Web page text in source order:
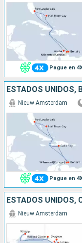
Pague en
Pague en
Nieuw Amsterdam
ESTADOS UNIDOS,
Nieuw Amsterdam